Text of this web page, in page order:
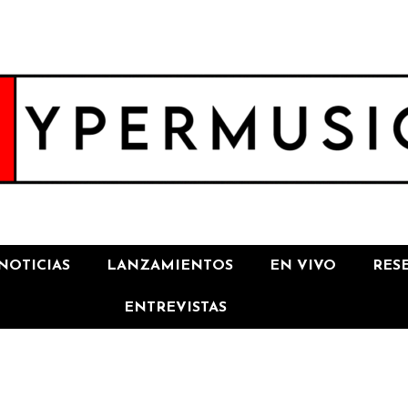
LANZAMIENTOS EN VIVO
ENTREVISTAS